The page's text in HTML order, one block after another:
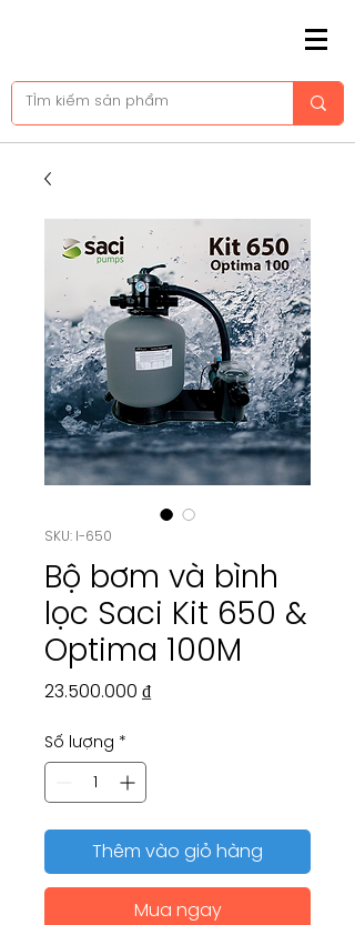
SKU: I-650
Bộ bơm và bình
lọc Saci Kit 650 &
Optima 100M
23.500.000 ₫Giá
Số lượng *
Thêm vào giỏ hàng
Mua ngay